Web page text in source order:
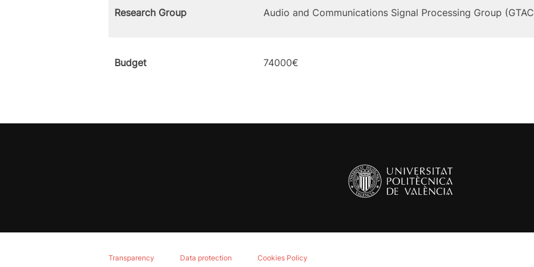
Research Group Audio and Communications Signal Processing Group
Budget 74000€
Transparency Data protection
Cookies Policy